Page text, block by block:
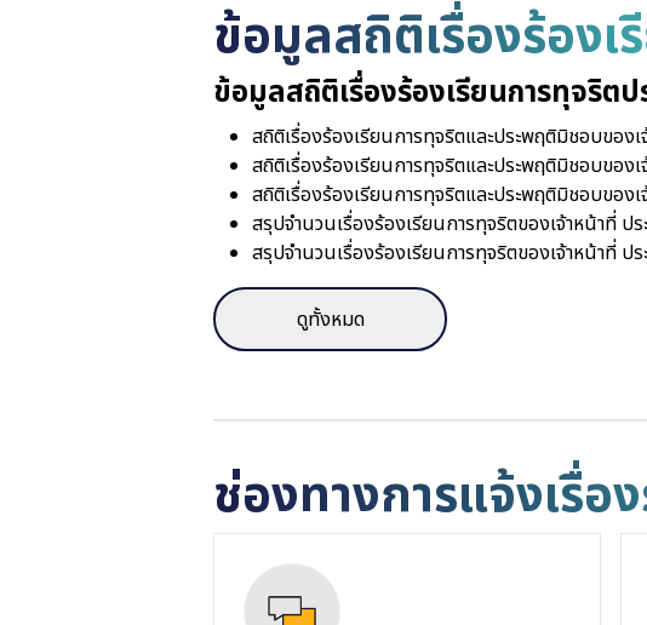
ข้อมูลสถิติเรื่องร้องเ
ข้อมูลสถิติเรื่องร้องเรียนการทุจริตป
สถิติเรื่องร้องเรียนการทุจริตและประพฤติมิชอบของ
สถิติเรื่องร้องเรียนการทุจริตและประพฤติมิชอบของ
สถิติเรื่องร้องเรียนการทุจริตและประพฤติมิชอบของ
สรุปจำนวนเรื่องร้องเรียนการทุจริตของเจ้าหน้าที่
สรุปจำนวนเรื่องร้องเรียนการทุจริตของเจ้าหน้าที่
ดูทั้งหมด
ช่องทางการแจ้งเรื่อ